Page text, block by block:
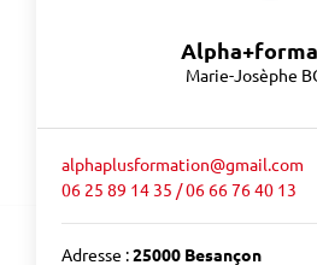
Marie-Josèphe
alphaplusformation@gmail.com
06 25 89 14 35 / 06 66 76 40 13
Adresse :25000 Besançon